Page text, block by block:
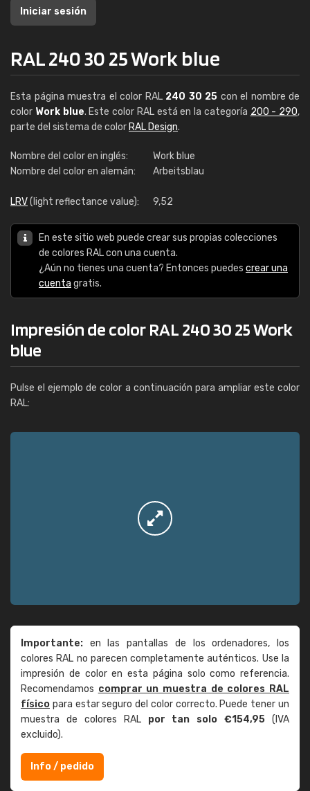
Iniciar sesión
RAL 240 30 25 Work blue
Esta página muestra el color RAL 240 30 25 con el nombre de
color Work blue. Este color RAL está en la categoría 200 - 290,
parte del sistema de color RAL Design.
Nombre del color en inglés:
Work blue
Nombre del color en alemán:
Arbeitsblau
LRV(light reflectance value): 9,52
En este sitio web puede crear sus propias colecciones
de colores RAL con una cuenta.
¿Aún no tienes una cuenta? Entonces puedes crear una
cuenta gratis.
Impresión de color RAL 240 30 25 Work
blue
Pulse el ejemplo de color a continuación para ampliar este color
RAL:
Importante: en las pantallas de los ordenadores, los
colores RAL no parecen completamente auténticos. Use la
impresión de color en esta página solo como referencia.
Recomendamos comprar un muestra de colores RAL
físico para estar seguro del color correcto. Puede tener un
muestra de colores RAL por tan solo €154,95 (IVA
excluido).
Info / pedido